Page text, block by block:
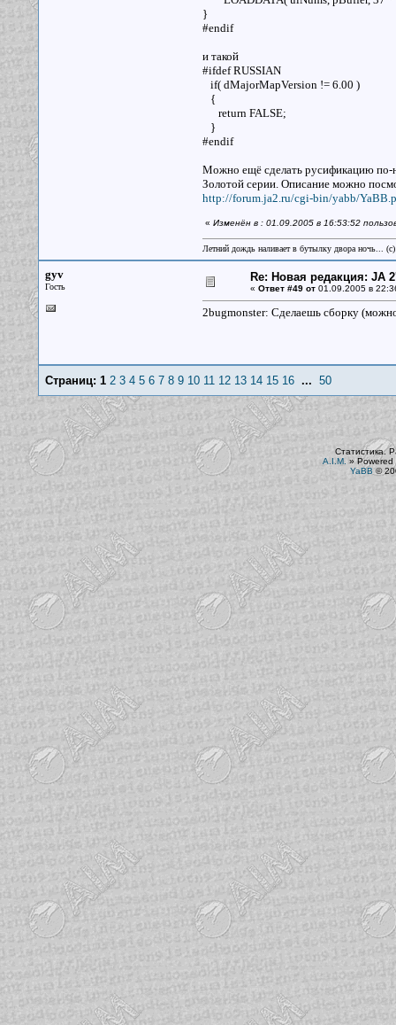
}
#endif
и такой
#ifdef RUSSIAN
if( dMajorMapVersion != 6.00 )
{
return FALSE;
}
#endif
Можно ещё сделать русификацию по-
Золотой серии. Описание можно
http://forum.ja2.ru/cgi-bin/yabb/
« Изменён в : 01.09.2005 в 16:53:52
Летний дождь наливает в бутылку двора ночь...
gyv
Гость
Re: Новая редакция: JA
« Ответ #49 от01.09.2005 в
2bugmonster: Сделаешь сборку
Страниц: 1 2 3 4 5 6 7 8 9 10 11 12 13 14 15 16... 50
Статистика.
A.I.M. »Powered
YaBB©